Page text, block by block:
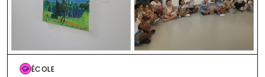
Image
ÉCOLE